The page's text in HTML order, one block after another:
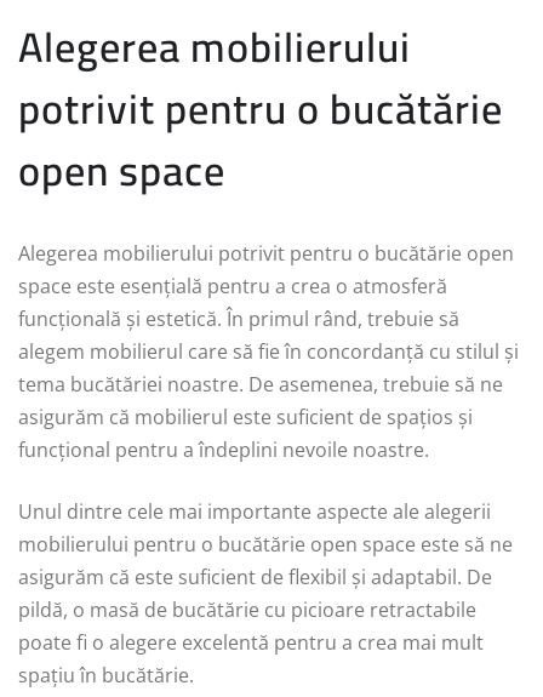
Alegerea mobilierului
potrivit pentru o bucătărie
open space
Alegerea mobilierului potrivit pentru o bucătărie open
space este esențială pentru a crea o atmosferă
funcțională și estetică. În primul rând, trebuie să
alegem mobilierul care să fie în concordanță cu stilul și
tema bucătăriei noastre. De asemenea, trebuie să ne
asigurăm că mobilierul este suficient de spațios și
funcțional pentru a îndeplini nevoile noastre.
Unul dintre cele mai importante aspecte ale alegerii
mobilierului pentru o bucătărie open space este să ne
asigurăm că este suficient de flexibil și adaptabil. De
pildă, o masă de bucătărie cu picioare retractabile
poate fi o alegere excelentă pentru a crea mai mult
spațiu în bucătărie.